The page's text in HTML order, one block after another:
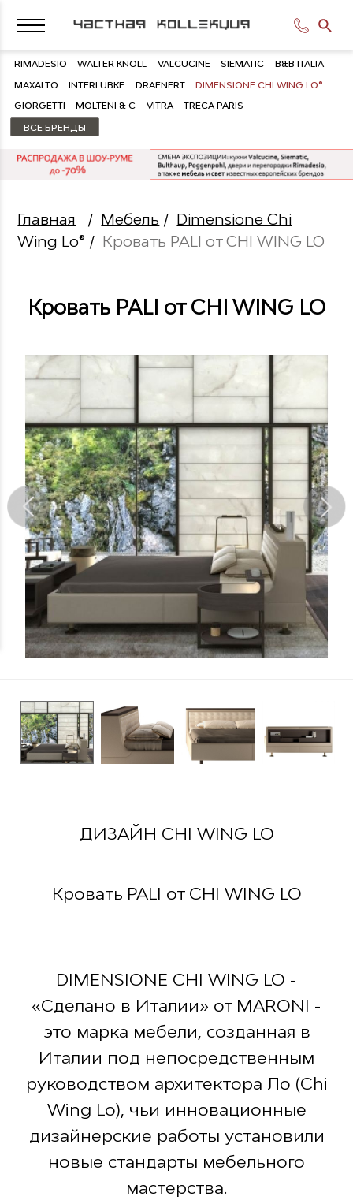
RIMADESIO WALTER KNOLL VALCUCINE SIEMATIC B&B ITALIA
MAXALTO INTERLUBKE DRAENERT DIMENSIONE CHI WING LO®
GIORGETTI MOLTENI & C VITRA TRECA PARIS
ВСЕ БРЕНДЫ
Главная / Мебель / Dimensione Chi
Wing Lo® / Кровать PALI от CHI WING LO
Кровать PALI от CHI WING LO
ДИЗАЙН CHI WING LO
Кровать PALI от CHI WING LO
DIMENSIONE CHI WING LO -
«Сделано в Италии» от MARONI -
это марка мебели, созданная в
Италии под непосредственным
руководством архитектора Ло (Chi
Wing Lo), чьи инновационные
дизайнерские работы установили
новые стандарты мебельного
мастерства.